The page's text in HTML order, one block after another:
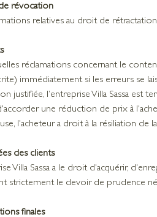
révocation
relatives au droit de
réclamations concernant le
immédiatement si les erreurs se
justifiée, l’entreprise Villa Sassa
une réduction de prix à
l'acheteur a droit à la résiliation de
des clients
Villa Sassa a le droit d'acquérir,
strictement le devoir de prudence
finales